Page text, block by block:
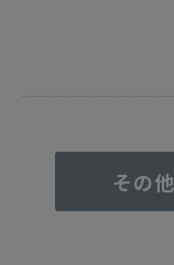
その